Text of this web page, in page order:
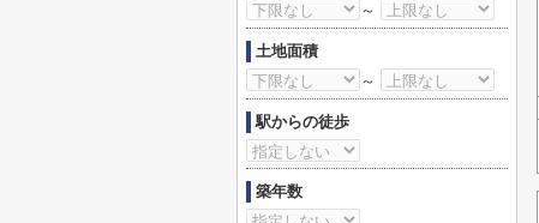
～
土地面積
～
駅からの徒歩
築年数